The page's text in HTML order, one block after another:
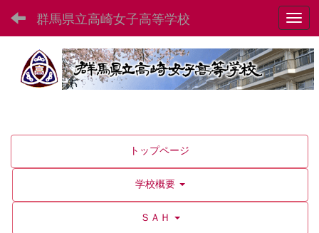
群馬県立高崎女子高等学校
トップページ
学校概要
ＳＡＨ